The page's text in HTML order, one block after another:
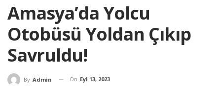
Amasya’da Yolcu
Otobüsü Yoldan Çıkıp
Savruldu!
By Admin On Eyl 13, 2023